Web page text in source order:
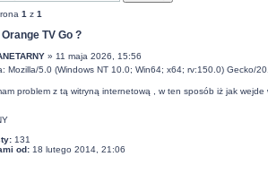
1 z 1
TV Go ?
» 11 maja 2026, 15:56
Mozilla/5.0 (Windows NT 10.0; Win64; x64; rv:150.0) Gecko/
problem z tą witryną internetową , w ten sposób iż jak
131
od:18 lutego 2014, 21:06